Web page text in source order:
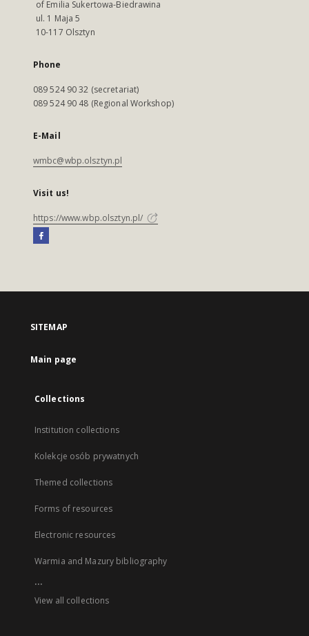
of Emilia Sukertowa-Biedrawina
ul. 1 Maja 5
10-117 Olsztyn
Phone
089 524 90 32 (secretariat)
089 524 90 48 (Regional Workshop)
E-Mail
wmbc@wbp.olsztyn.pl
Visit us!
https://www.wbp.olsztyn.pl/
SITEMAP
Main page
Collections
Institution collections
Kolekcje osób prywatnych
Themed collections
Forms of resources
Electronic resources
Warmia and Mazury bibliography
...
View all collections